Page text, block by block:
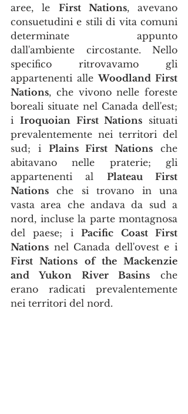
aree, le First Nations, avevano
consuetudini e stili di vita comuni
determinate appunto
dall'ambiente circostante. Nello
specifico ritrovavamo gli
appartenenti alle Woodland First
Nations, che vivono nelle foreste
boreali situate nel Canada dell'est;
i Iroquoian First Nations situati
prevalentemente nei territori del
sud; i Plains First Nations che
abitavano nelle praterie; gli
appartenenti al Plateau First
Nations che si trovano in una
vasta area che andava da sud a
nord, incluse la parte montagnosa
del paese; i Pacific Coast First
Nations
First Nations of the Mackenzie
and Yukon River Basins che
erano radicati prevalentemente
nei territori del nord.